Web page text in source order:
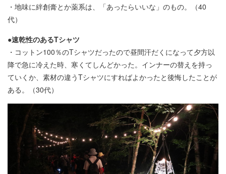
・地味に絆創膏とか薬系は、「あったらいいな」のもの。（40
代）
●速乾性のあるTシャツ
・コットン100％のTシャツだったので昼間汗だくになって夕方以
降で急に冷えた時、寒くてしんどかった。インナーの替えを持っ
ていくか、素材の違うTシャツにすればよかったと後悔したことが
ある。（30代）